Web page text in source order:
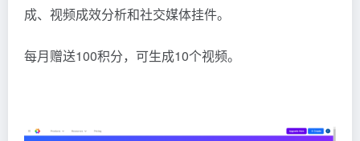
成、视频成效分析和社交媒体挂件。
每月赠送100积分，可生成10个视频。